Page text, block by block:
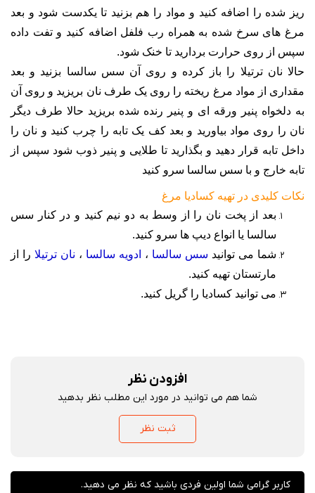
ریز شده را اضافه کنید و مواد را هم بزنید تا یکدست شود و بعد
مرغ های سرخ شده به همراه رب فلفل اضافه کنید و تفت داده
سپس از روی حرارت بردارید تا خنک شود.
حالا نان ترتیلا را باز کرده و روی آن سس سالسا بزنید و بعد
مقداری از مواد مرغ ریخته را روی یک طرف نان بریزید و روی آن
به دلخواه پنیر ورقه ای و پنیر رنده شده بریزید حالا طرف دیگر
نان را روی مواد بیاورید و بعد کف یک تابه را چرب کنید و نان را
داخل تابه قرار دهید و بگذارید تا طلایی و پنیر ذوب شود سپس از
تابه خارج و با سس سالسا سرو کنید
نکات کلیدی در تهیه کسادیا مرغ
بعد از پخت نان را از وسط به دو نیم کنید و در کنار سس
سالسا یا انواع دیپ ها سرو کنید.
شما می توانید سس سالسا ، ادویه سالسا ، نان ترتیلا را از
مارتستان تهیه کنید.
می توانید کسادیا را گریل کنید.
افزودن نظر
شما هم می توانید در مورد این مطلب نظر بدهید
ثبت نظر
کاربر گرامی شما اولین فردی باشید که نظر می دهید.